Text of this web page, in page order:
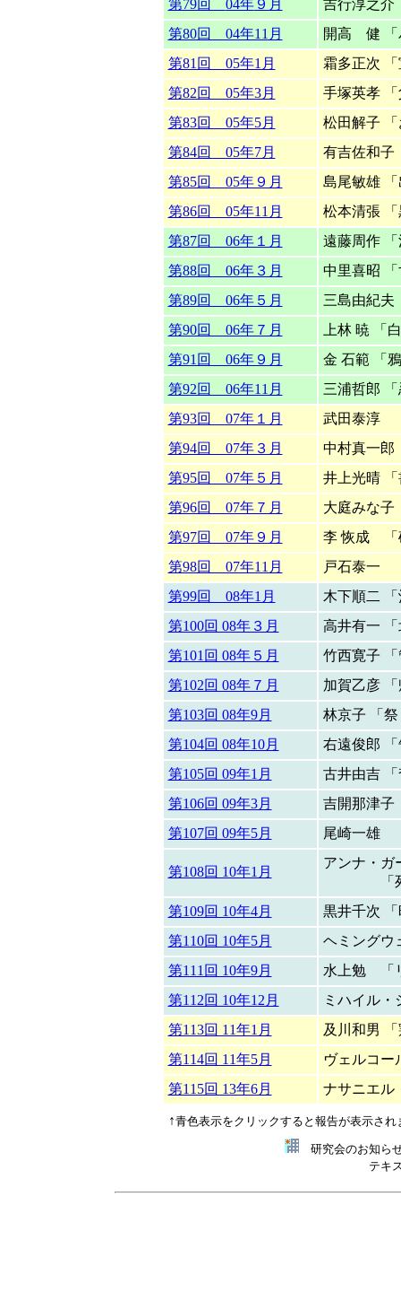
第79回 04年９月
吉行淳之介
第80回 04年11月
開高 健 「
第81回 05年1月
霜多正次
第82回 05年3月
手塚英孝
第83回 05年5月
松田解子
第84回 05年7月
有吉佐和子
第85回 05年９月
島尾敏雄
第86回 05年11月
松本清張
第87回 06年１月
遠藤周作
第88回 06年３月
中里喜昭
第89回 06年５月
三島由紀
第90回 06年７月
上林 暁 「
第91回 06年９月
金 石範 「
第92回 06年11月
三浦哲郎
第93回 07年１月
武田泰淳
第94回 07年３月
中村真一郎
第95回 07年５月
井上光晴
第96回 07年７月
大庭みな子
第97回 07年９月
李 恢成 「
第98回 07年11月
戸石泰一
第99回 08年1月
木下順二
第100回 08年３月
高井有一
第101回 08年５月
竹西寛子
第102回 08年７月
加賀乙彦
第103回 08年9月
林京子 「
第104回 08年10月
右遠俊郎
第105回 09年1月
古井由吉
第106回 09年3月
吉開那津子
第107回 09年5月
尾崎一雄
第108回 10年1月
アンナ・ガ
「死ん
第109回 10年4月
黒井千次
第110回 10年5月
ヘミングウ
第111回 10年9月
水上勉 「
第112回 10年12月
ミハイル
第113回 11年1月
及川和男
第114回 11年5月
ヴェルコー
第115回 13年6月
ナサニエル
↑青色表示をクリックすると報告が表示され
研究会のお知ら
テキストのない方